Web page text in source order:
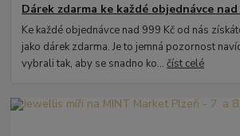
Dárek zdarma ke každé objednávce nad
Ke každé objednávce nad 999 Kč od nás
jako dárek zdarma. Je to jemná pozornost
vybrali tak, aby se snadno ko...číst celé